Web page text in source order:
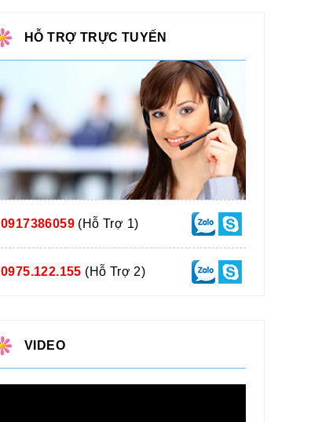
HỖ TRỢ TRỰC TUYẾN
0917386059 (Hỗ Trợ 1)
0975.122.155 (Hỗ Trợ 2)
VIDEO